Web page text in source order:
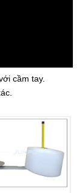
cầm tay.